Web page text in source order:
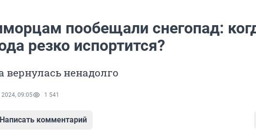
пообещали снегопад:
резко испортится?
вернулась ненадолго
09:05 1 541
Написать комментарий